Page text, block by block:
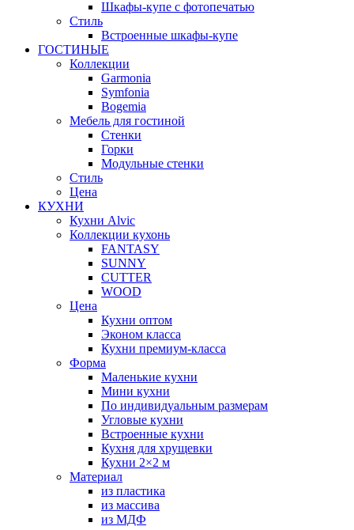
Шкафы-купе с фотопечатью
Стиль
Встроенные шкафы-купе
ГОСТИНЫЕ
Коллекции
Garmonia
Symfonia
Bogemia
Мебель для гостиной
Стенки
Горки
Модульные стенки
Стиль
Цена
КУХНИ
Кухни Alvic
Коллекции кухонь
FANTASY
SUNNY
CUTTER
WOOD
Цена
Кухни оптом
Эконом класса
Кухни премиум-класса
Форма
Маленькие кухни
Мини кухни
По индивидуальным размерам
Угловые кухни
Встроенные кухни
Кухня для хрущевки
Кухни 2×2 м
Материал
из пластика
из массива
из МДФ